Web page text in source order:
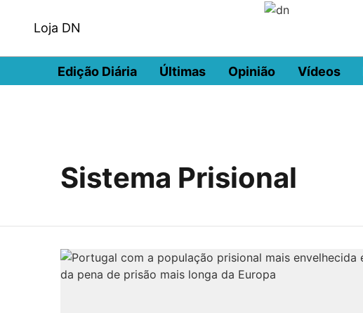
Loja DN
Edição Diária Últimas Opinião Vídeos
Sistema Prisional